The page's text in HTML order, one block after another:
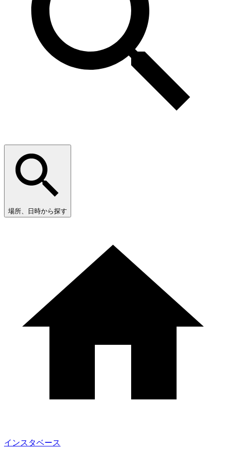
場所、日時から探す
インスタベース